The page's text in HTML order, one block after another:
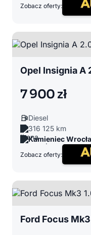
Zobacz oferty:
Opel Insignia A
7 900 zł
Diesel
316 125 km
Kamieniec
Zobacz oferty:
Ford Focus